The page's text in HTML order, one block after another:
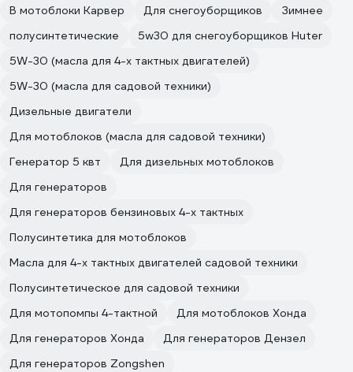
В мотоблоки Карвер
Для снегоуборщиков
Зимнее
полусинтетические
5w30 для снегоуборщиков Huter
5W-30 (масла для 4-х тактных двигателей)
5W-30 (масла для садовой техники)
Дизельные двигатели
Для мотоблоков (масла для садовой техники)
Генератор 5 квт
Для дизельных мотоблоков
Для генераторов
Для генераторов бензиновых 4-х тактных
Полусинтетика для мотоблоков
Масла для 4-х тактных двигателей садовой техники
Полусинтетическое для садовой техники
Для мотопомпы 4-тактной
Для мотоблоков Хонда
Для генераторов Хонда
Для генераторов Дензел
Для генераторов Zongshen